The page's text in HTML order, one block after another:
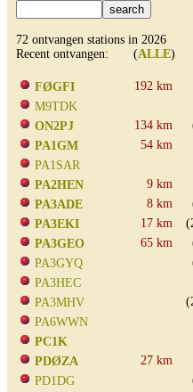
72 ontvangen stations in 2026
Recent ontvangen: (ALLE)
FØGFI 192 km
M9TDK
ON2PJ
134 km
PA1GM
54 km
PA1SAR
PA2HEN
9 km
PA3ADE
8 km
PA3EKI
17 km
PA3GEO
65 km
PA3GYQ
PA3HEC
PA3MHV
PA6WWN
PC1K
PDØZA
27 km
PD1DG